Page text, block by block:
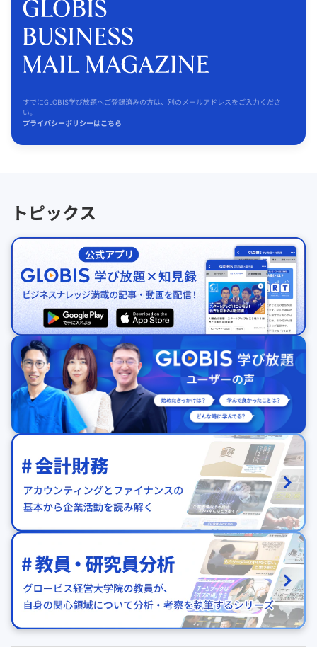
すでにGLOBIS学び放題へご登録済みの方は、別のメールアドレスをご入力くださ
い。
プライバシーポリシーはこちら
トピックス